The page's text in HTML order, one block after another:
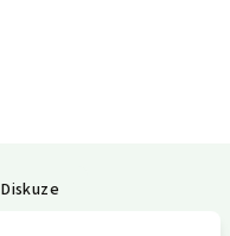
Diskuze